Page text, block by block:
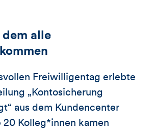
dem alle
Freiwilligentag erlebte
„Kontosicherung
aus dem Kundencenter
20 Kolleg*innen kamen